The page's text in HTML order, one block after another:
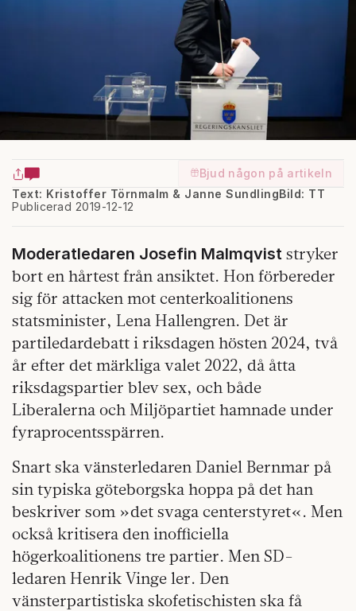
Bjud någon på artikeln
Text: Kristoffer Törnmalm & Janne Sundling
Publicerad 2019-12-12
Bild: TT
Moderatledaren Josefin Malmqvist stryker
bort en hårtest från ansiktet. Hon förbereder
sig för attacken mot centerkoalitionens
statsminister, Lena Hallengren. Det är
partiledardebatt i riksdagen hösten 2024, två
år efter det märkliga valet 2022, då åtta
riksdagspartier blev sex, och både
Liberalerna och Miljöpartiet hamnade under
fyraprocentsspärren.
Snart ska vänsterledaren Daniel Bernmar på
sin typiska göteborgska hoppa på det han
beskriver som »det svaga centerstyret«. Men
också kritisera den inofficiella
högerkoalitionens tre partier. Men SD-
ledaren Henrik Vinge ler. Den
vänsterpartistiska skofetischisten ska få